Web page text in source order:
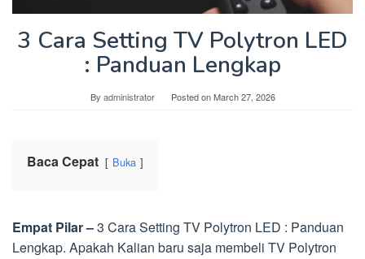
3 Cara Setting TV Polytron LED
: Panduan Lengkap
By administrator Posted onMarch 27, 2026
Baca Cepat Buka
Empat Pilar –3 Cara Setting TV Polytron LED : Panduan
Lengkap. Apakah Kalian baru saja membeli TV Polytron